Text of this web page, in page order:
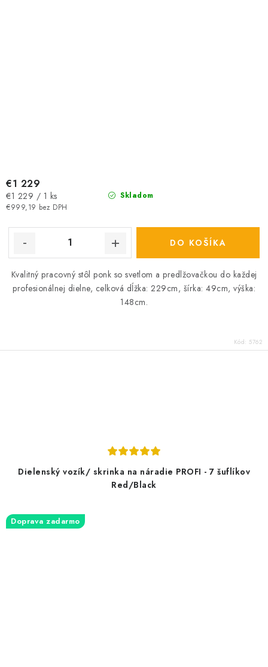
Skladom
€999,19 bez DPH
€1 229
Jednotková
cena:
€1 229 / 1 ks
DO KOŠÍKA
Kvalitný pracovný stôl ponk so svetlom a predlžovačkou do každej
profesionálnej dielne, celková dĺžka: 229cm, šírka: 49cm, výška:
148cm.
Kód: 5762
Dielenský vozík/ skrinka na náradie PROFI - 7 šuflíkov
Red/Black
Doprava zadarmo